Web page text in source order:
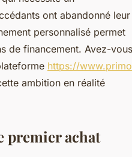
ont abandonné leur
personnalisé permet
de financement. Avez-vous
https://
ambition en réalité
premier achat